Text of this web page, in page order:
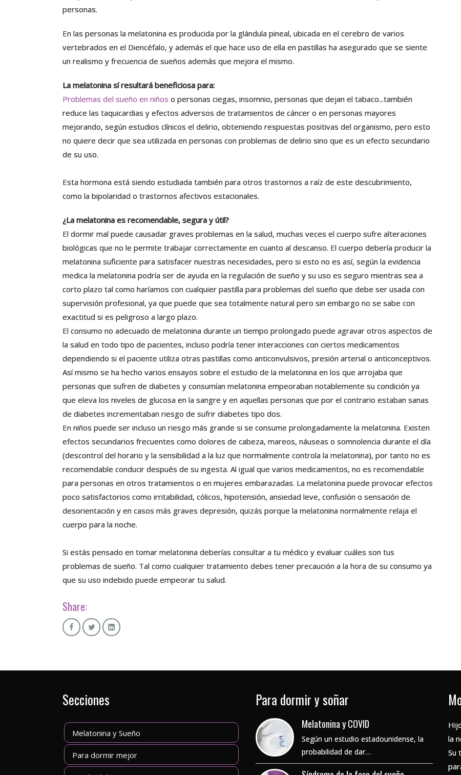
personas.
En las personas la melatonina es producida por la glándula pineal, ubicada en el cerebro de varios
vertebrados en el Diencéfalo, y además el que hace uso de ella en pastillas ha asegurado que se siente
un realismo y frecuencia de sueños además que mejora el mismo.
La melatonina sí resultará beneficiosa para:
Problemas del sueño en niños o personas ciegas, insomnio, personas que dejan el tabaco...también
reduce las taquicardias y efectos adversos de tratamientos de cáncer o en personas mayores
mejorando, según estudios clínicos el delirio, obteniendo respuestas positivas del organismo, pero esto
no quiere decir que sea utilizada en personas con problemas de delirio sino que es un efecto secundario
de su uso.
Esta hormona está siendo estudiada también para otros trastornos a raíz de este descubrimiento,
como la bipolaridad o trastornos afectivos estacionales.
¿La melatonina es recomendable, segura y útil?
El dormir mal puede causadar graves problemas en la salud, muchas veces el cuerpo sufre alteraciones
biológicas que no le permite trabajar correctamente en cuanto al descanso. El cuerpo debería producir la
melatonina suficiente para satisfacer nuestras necesidades, pero si esto no es así, según la evidencia
medica la melatonina podría ser de ayuda en la regulación de sueño y su uso es seguro mientras sea a
corto plazo tal como haríamos con cualquier pastilla para problemas del sueño que debe ser usada con
supervisión profesional, ya que puede que sea totalmente natural pero sin embargo no se sabe con
exactitud si es peligroso a largo plazo.
El consumo no adecuado de melatonina durante un tiempo prolongado puede agravar otros aspectos de
la salud en todo tipo de pacientes, incluso podría tener interacciones con ciertos medicamentos
dependiendo si el paciente utiliza otras pastillas como anticonvulsivos, presión arterial o anticonceptivos.
Así mismo se ha hecho varios ensayos sobre el estudio de la melatonina en los que arrojaba que
personas que sufren de diabetes y consumían melatonina empeoraban notablemente su condición ya
que eleva los niveles de glucosa en la sangre y en aquellas personas que por el contrario estaban sanas
de diabetes incrementaban riesgo de sufrir diabetes tipo dos.
En niños puede ser incluso un riesgo más grande si se consume prolongadamente la melatonina. Existen
efectos secundarios frecuentes como dolores de cabeza, mareos, náuseas o somnolencia durante el día
(descontrol del horario y la sensibilidad a la luz que normalmente controla la melatonina), por tanto no es
recomendable conducir después de su ingesta. Al igual que varios medicamentos, no es recomendable
para personas en otros tratamientos o en mujeres embarazadas. La melatonina puede provocar efectos
poco satisfactorios como irritabilidad, cólicos, hipotensión, ansiedad leve, confusión o sensación de
desorientación y en casos más graves depresión, quizás porque la melatonina normalmente relaja el
cuerpo para la noche.
Si estás pensado en tomar melatonina deberías consultar a tu médico y evaluar cuáles son tus
problemas de sueño. Tal como cualquier tratamiento debes tener precaución a la hora de su consumo ya
que su uso indebido puede empeorar tu salud.
Share:
Secciones
Melatonina y Sueño
Para dormir mejor
Para dormir y soñar
Melatonina y COVID
Según un estudio estadounidense, la
probabilidad de dar…
la
Su